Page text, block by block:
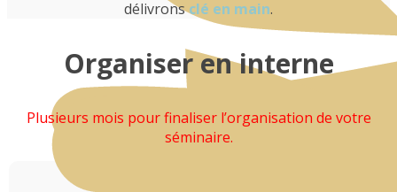
délivronsclé en main.
Organiser en interne
Plusieurs mois pour finaliser l’organisation de votre
séminaire.